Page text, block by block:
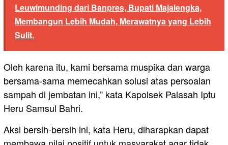
Leuwimunding dari Banpres, Bupati Majalengka,
Membangun Lebih Mudah, Merawatnya yang Lebih
Sulit.
Oleh karena itu, kami bersama muspika dan warga
bersama-sama memecahkan solusi atas persoalan
sampah di jembatan ini,” kata Kapolsek Palasah Iptu
Heru Samsul Bahri.
Aksi bersih-bersih ini, kata Heru, diharapkan dapat